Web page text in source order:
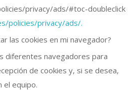
privacy/ads/#toc-doubleclick
policies/privacy/ads/.
las cookies en mi navegador?
diferentes navegadores para
de cookies y, si se desea,
el equipo.